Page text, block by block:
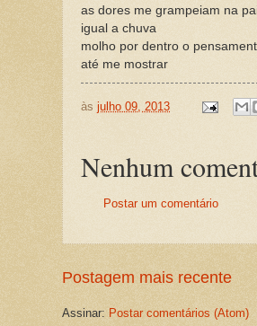
as dores me grampeiam na
igual a chuva
molho por dentro o
até me mostrar
às julho 09, 2013
Nenhum
Postar um comentário
Postagem mais recente
Assinar: Postar comentários (Atom)